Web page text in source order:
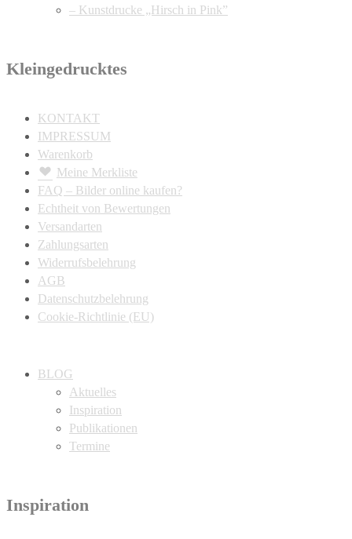
– Kunstdrucke „Hirsch in Pink”
Kleingedrucktes
KONTAKT
IMPRESSUM
Warenkorb
Meine Merkliste
FAQ – Bilder online kaufen?
Echtheit von Bewertungen
Versandarten
Zahlungsarten
Widerrufsbelehrung
AGB
Datenschutzbelehrung
Cookie-Richtlinie (EU)
BLOG
Aktuelles
Inspiration
Publikationen
Termine
Inspiration